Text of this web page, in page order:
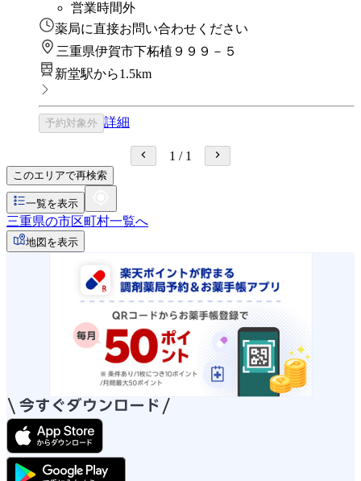
営業時間外
薬局に直接お問い合わせください
三重県伊賀市下柘植９９９－５
新堂駅から1.5km
予約対象外 詳細
1 / 1
このエリアで再検索
一覧を表示
三重県の市区町村一覧へ
地図を表示